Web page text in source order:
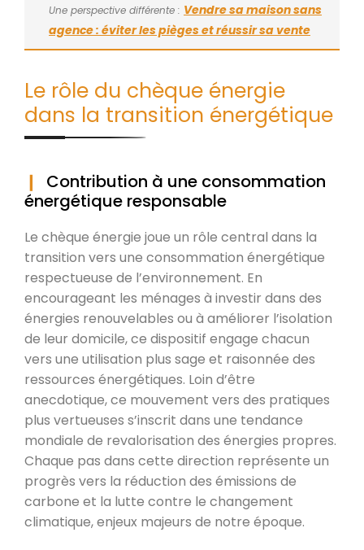
Une perspective différente : Vendre sa maison sans
agence : éviter les pièges et réussir sa vente
Le rôle du chèque énergie
dans la transition énergétique
Contribution à une consommation
énergétique responsable
Le chèque énergie joue un rôle central dans la
transition vers une consommation énergétique
respectueuse de l’environnement. En
encourageant les ménages à investir dans des
énergies renouvelables ou à améliorer l’isolation
de leur domicile, ce dispositif engage chacun
vers une utilisation plus sage et raisonnée des
ressources énergétiques. Loin d’être
anecdotique, ce mouvement vers des pratiques
plus vertueuses s’inscrit dans une tendance
mondiale de revalorisation des énergies propres.
Chaque pas dans cette direction représente un
progrès vers la réduction des émissions de
carbone et la lutte contre le changement
climatique, enjeux majeurs de notre époque.